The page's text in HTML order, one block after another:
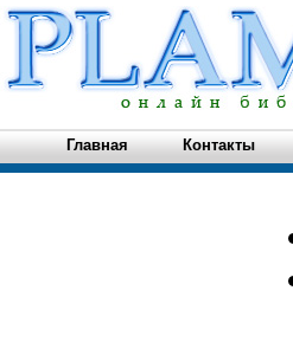
Главная Контакты